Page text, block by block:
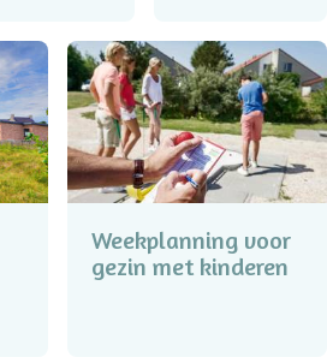
Weekplanning voor
gezin met kinderen